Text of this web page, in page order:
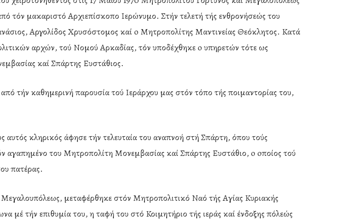
τόν μακαριστό Αρχιεπίσκοπο Ιερώνυμο. Στήν τελετή τής ενθρονήσεώς του
Αργολίδος Χρυσόστομος καί o Μητροπολίτης Μαντινείας Θεόκλητος. Κατά
αρχών, τού Νομού Αρκαδίας, τόν υποδέχθηκε o υπηρετών τότε ως
καί Σπάρτης Ευστάθιος.
τήν καθημερινή παρουσία τού Ιεράρχου μας στόν τόπο τής ποιμαντορίας του,
κληρικός άφησε τήν τελευταία του αναπνοή στή Σπάρτη, όπου τούς
αγαπημένο του Μητροπολίτη Μονεμβασίας καί Σπάρτης Ευστάθιο, o oποίος τού
πατέρας.
μεταφέρθηκε στόν Μητροπολιτικό Ναό τής Αγίας Κυριακής
μέ τήν επιθυμία του, η ταφή του στό Κοιμητήριο τής ιεράς καί ένδοξης πόλεώς